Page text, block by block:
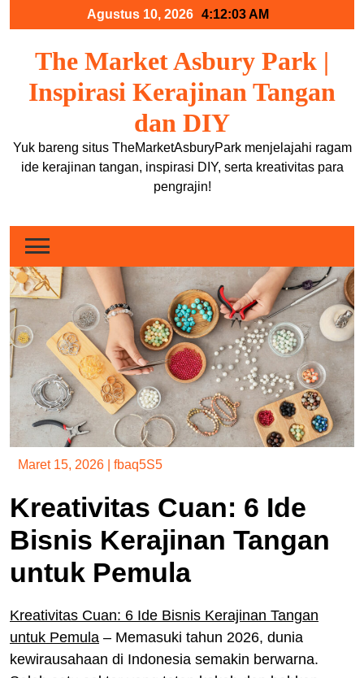
Agustus 10, 2026 4:12:05 AM
The Market Asbury Park |
Inspirasi Kerajinan Tangan
dan DIY
Yuk bareng situs TheMarketAsburyPark menjelajahi ragam
ide kerajinan tangan, inspirasi DIY, serta kreativitas para
pengrajin!
Maret 15, 2026 fbaq5S5
Kreativitas Cuan: 6 Ide
Bisnis Kerajinan Tangan
untuk Pemula
Kreativitas Cuan: 6 Ide Bisnis Kerajinan Tangan
untuk Pemula – Memasuki tahun 2026, dunia
kewirausahaan di Indonesia semakin berwarna.